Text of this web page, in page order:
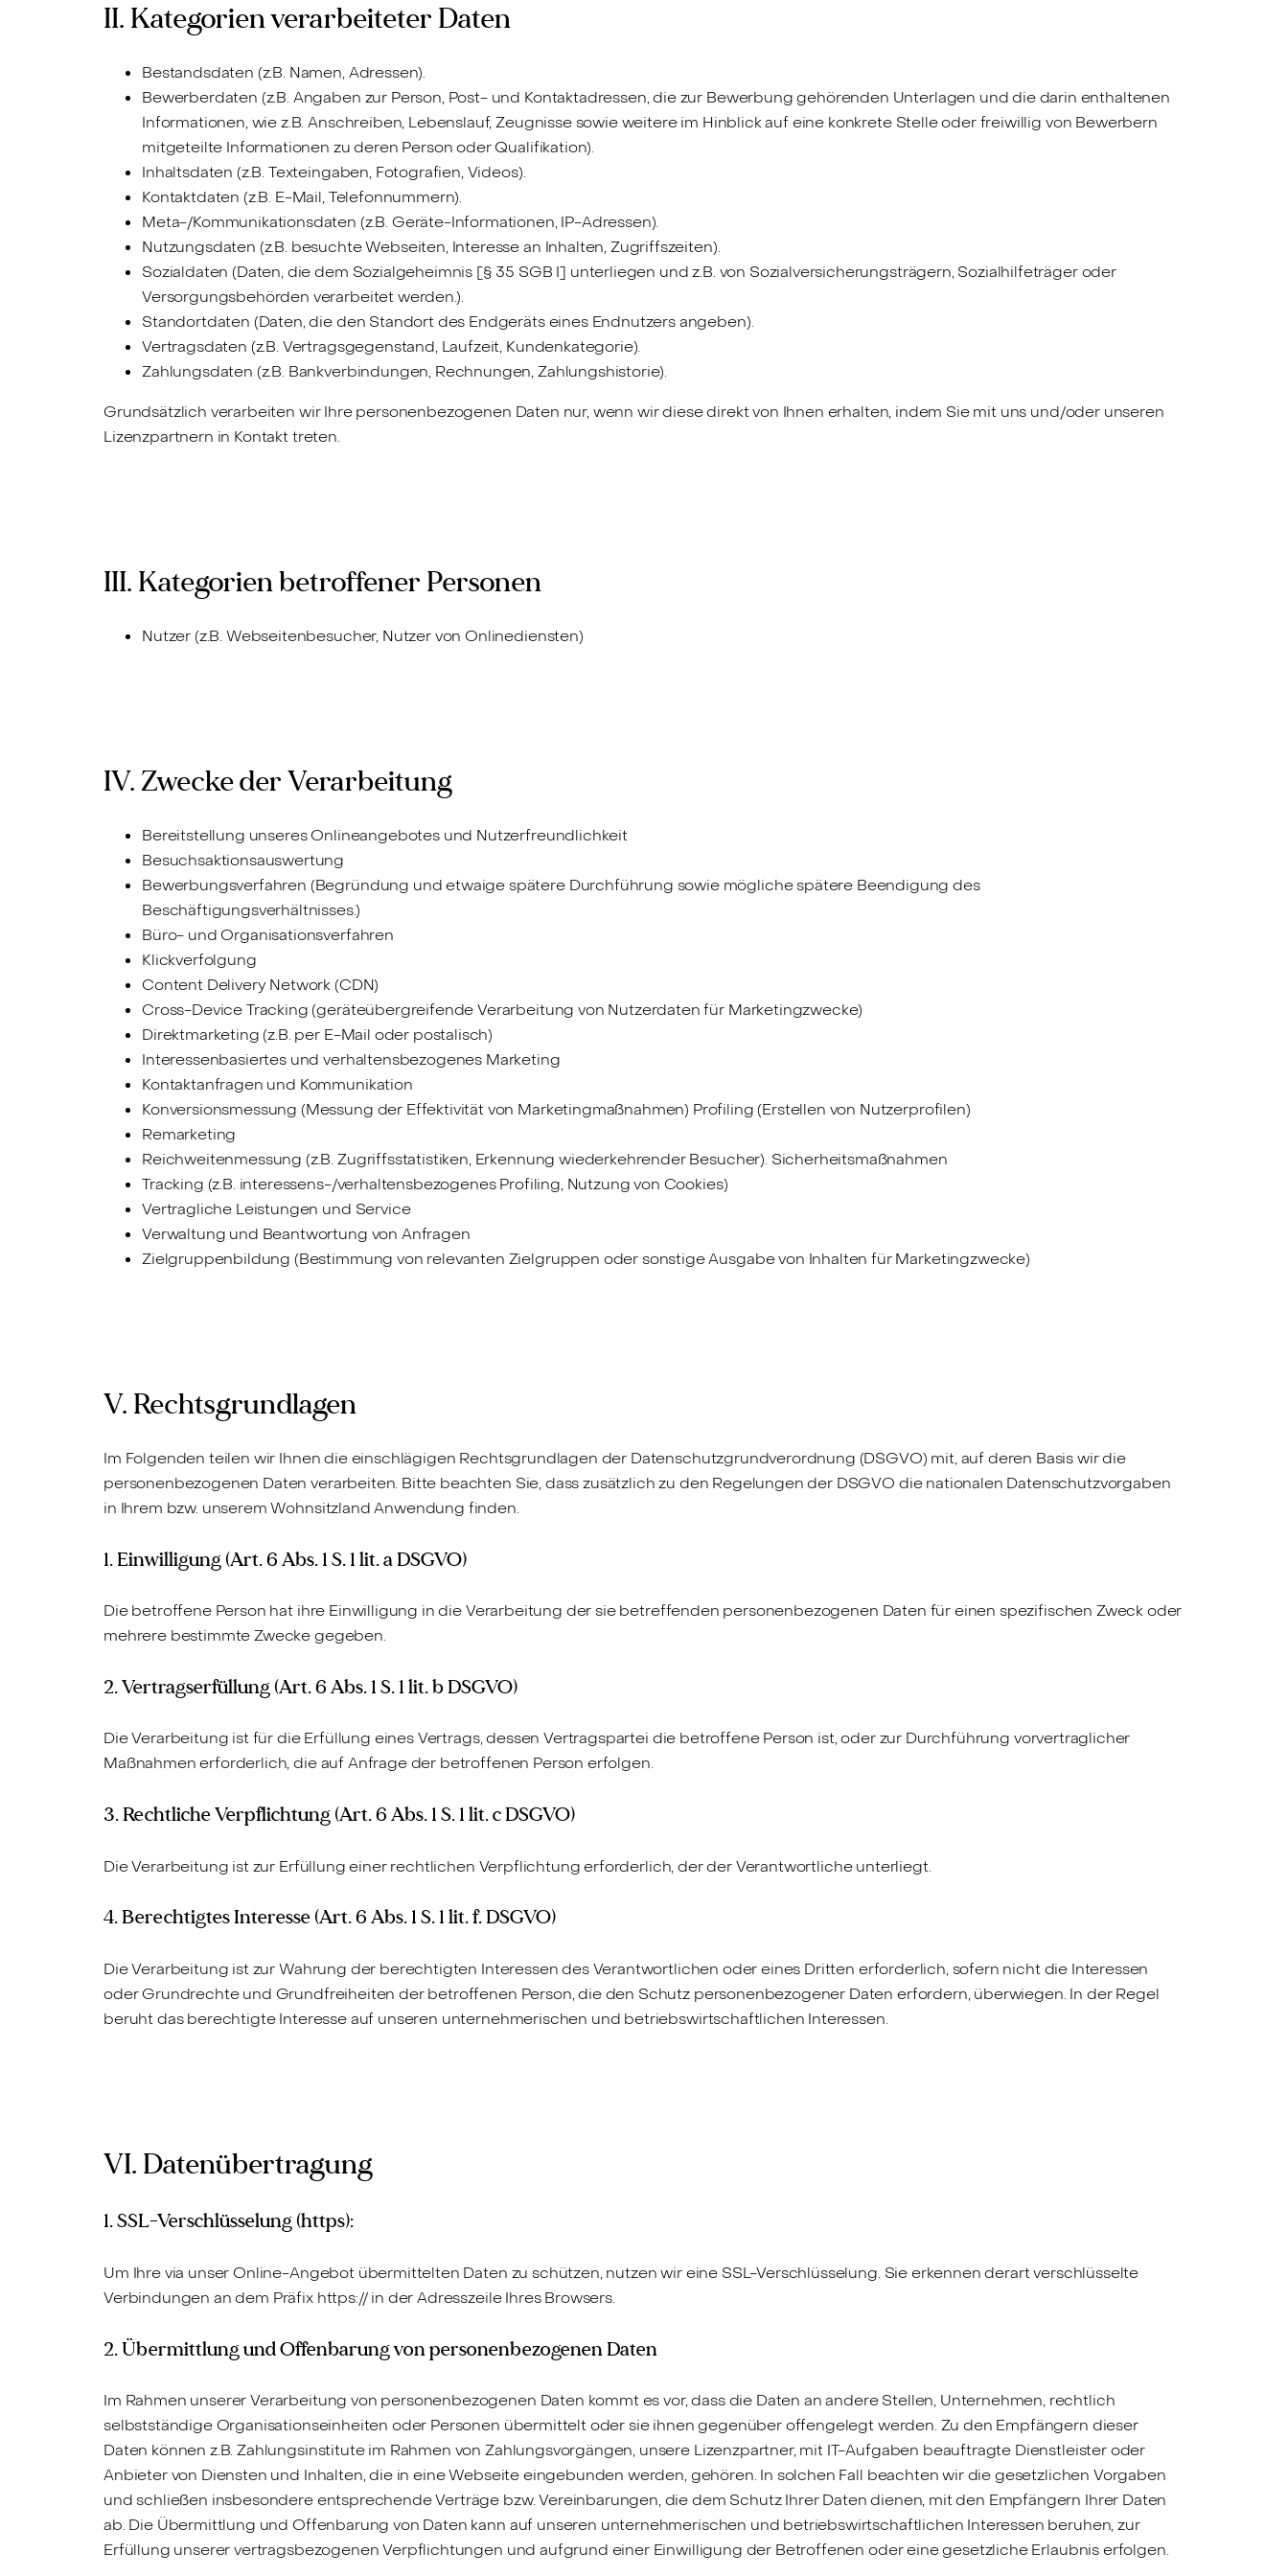
II. Kategorien verarbeiteter Daten
Bestandsdaten (z.B. Namen, Adressen).
Bewerberdaten (z.B. Angaben zur Person, Post- und Kontaktadressen, die zur Bewerbung gehörenden Unterlagen und die darin enthaltenen
Informationen, wie z.B. Anschreiben, Lebenslauf, Zeugnisse sowie weitere im Hinblick auf eine konkrete Stelle oder freiwillig von Bewerbern
mitgeteilte Informationen zu deren Person oder Qualifikation).
Inhaltsdaten (z.B. Texteingaben, Fotografien, Videos).
Kontaktdaten (z.B. E-Mail, Telefonnummern).
Meta-/Kommunikationsdaten (z.B. Geräte-Informationen, IP-Adressen).
Nutzungsdaten (z.B. besuchte Webseiten, Interesse an Inhalten, Zugriffszeiten).
Sozialdaten (Daten, die dem Sozialgeheimnis [§ 35 SGB I] unterliegen und z.B. von Sozialversicherungsträgern, Sozialhilfeträger oder
Versorgungsbehörden verarbeitet werden.).
Standortdaten (Daten, die den Standort des Endgeräts eines Endnutzers angeben).
Vertragsdaten (z.B. Vertragsgegenstand, Laufzeit, Kundenkategorie).
Zahlungsdaten (z.B. Bankverbindungen, Rechnungen, Zahlungshistorie).
Grundsätzlich verarbeiten wir Ihre personenbezogenen Daten nur, wenn wir diese direkt von Ihnen erhalten, indem Sie mit uns und/oder unseren
Lizenzpartnern in Kontakt treten.
III. Kategorien betroffener Personen
Nutzer (z.B. Webseitenbesucher, Nutzer von Onlinediensten)
IV. Zwecke der Verarbeitung
Bereitstellung unseres Onlineangebotes und Nutzerfreundlichkeit
Besuchsaktionsauswertung
Bewerbungsverfahren (Begründung und etwaige spätere Durchführung sowie mögliche spätere Beendigung des
Beschäftigungsverhältnisses.)
Büro- und Organisationsverfahren
Klickverfolgung
Content Delivery Network (CDN)
Cross-Device Tracking (geräteübergreifende Verarbeitung von Nutzerdaten für Marketingzwecke)
Direktmarketing (z.B. per E-Mail oder postalisch)
Interessenbasiertes und verhaltensbezogenes Marketing
Kontaktanfragen und Kommunikation
Konversionsmessung (Messung der Effektivität von Marketingmaßnahmen) Profiling (Erstellen von Nutzerprofilen)
Remarketing
Reichweitenmessung (z.B. Zugriffsstatistiken, Erkennung wiederkehrender Besucher). Sicherheitsmaßnahmen
Tracking (z.B. interessens-/verhaltensbezogenes Profiling, Nutzung von Cookies)
Vertragliche Leistungen und Service
Verwaltung und Beantwortung von Anfragen
Zielgruppenbildung (Bestimmung von relevanten Zielgruppen oder sonstige Ausgabe von Inhalten für Marketingzwecke)
V. Rechtsgrundlagen
Im Folgenden teilen wir Ihnen die einschlägigen Rechtsgrundlagen der Datenschutzgrundverordnung (DSGVO) mit, auf deren Basis wir die
personenbezogenen Daten verarbeiten. Bitte beachten Sie, dass zusätzlich zu den Regelungen der DSGVO die nationalen Datenschutzvorgaben
in Ihrem bzw. unserem Wohnsitzland Anwendung finden.
1. Einwilligung (Art. 6 Abs. 1 S. 1 lit. a DSGVO)
Die betroffene Person hat ihre Einwilligung in die Verarbeitung der sie betreffenden personenbezogenen Daten für einen spezifischen Zweck oder
mehrere bestimmte Zwecke gegeben.
2. Vertragserfüllung (Art. 6 Abs. 1 S. 1 lit. b DSGVO)
Die Verarbeitung ist für die Erfüllung eines Vertrags, dessen Vertragspartei die betroffene Person ist, oder zur Durchführung vorvertraglicher
Maßnahmen erforderlich, die auf Anfrage der betroffenen Person erfolgen.
3. Rechtliche Verpflichtung (Art. 6 Abs. 1 S. 1 lit. c DSGVO)
Die Verarbeitung ist zur Erfüllung einer rechtlichen Verpflichtung erforderlich, der der Verantwortliche unterliegt.
4. Berechtigtes Interesse (Art. 6 Abs. 1 S. 1 lit. f. DSGVO)
Die Verarbeitung ist zur Wahrung der berechtigten Interessen des Verantwortlichen oder eines Dritten erforderlich, sofern nicht die Interessen
oder Grundrechte und Grundfreiheiten der betroffenen Person, die den Schutz personenbezogener Daten erfordern, überwiegen. In der Regel
beruht das berechtigte Interesse auf unseren unternehmerischen und betriebswirtschaftlichen Interessen.
VI. Datenübertragung
1. SSL-Verschlüsselung (https):
Um Ihre via unser Online-Angebot übermittelten Daten zu schützen, nutzen wir eine SSL-Verschlüsselung. Sie erkennen derart verschlüsselte
Verbindungen an dem Präfix https:// in der Adresszeile Ihres Browsers.
2. Übermittlung und Offenbarung von personenbezogenen Daten
Im Rahmen unserer Verarbeitung von personenbezogenen Daten kommt es vor, dass die Daten an andere Stellen, Unternehmen, rechtlich
selbstständige Organisationseinheiten oder Personen übermittelt oder sie ihnen gegenüber offengelegt werden. Zu den Empfängern dieser
Daten können z.B. Zahlungsinstitute im Rahmen von Zahlungsvorgängen, unsere Lizenzpartner, mit IT-Aufgaben beauftragte Dienstleister oder
Anbieter von Diensten und Inhalten, die in eine Webseite eingebunden werden, gehören. In solchen Fall beachten wir die gesetzlichen Vorgaben
und schließen insbesondere entsprechende Verträge bzw. Vereinbarungen, die dem Schutz Ihrer Daten dienen, mit den Empfängern Ihrer Daten
ab. Die Übermittlung und Offenbarung von Daten kann auf unseren unternehmerischen und betriebswirtschaftlichen Interessen beruhen, zur
Erfüllung unserer vertragsbezogenen Verpflichtungen und aufgrund einer Einwilligung der Betroffenen oder eine gesetzliche Erlaubnis erfolgen.